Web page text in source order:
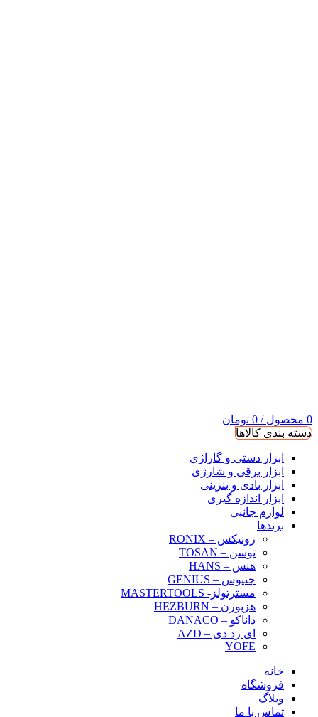
0 محصول /
0 تومان
دسته بندی کالاها
ابزار دستی و گاراژی
ابزار برقی و شارژی
ابزار بادی و بنزینی
ابزار اندازه گیری
لوازم جانبی
برندها
رونیکس – RONIX
توسن – TOSAN
هنس – HANS
جنیوس – GENIUS
مسترتولز- MASTERTOOLS
هزبورن – HEZBURN
داناکو – DANACO
ای زد دی – AZD
YOFE
خانه
فروشگاه
وبلاگ
تماس با ما